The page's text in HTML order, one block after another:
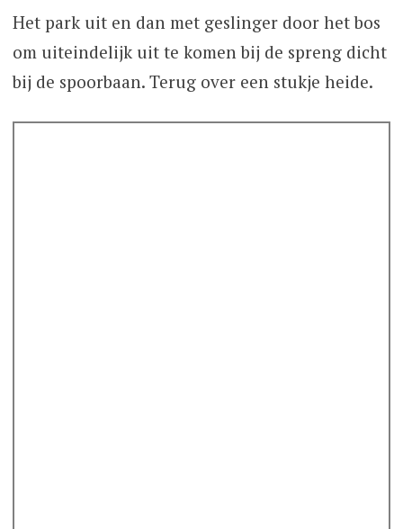
Het park uit en dan met geslinger door het bos
om uiteindelijk uit te komen bij de spreng dicht
bij de spoorbaan. Terug over een stukje heide.